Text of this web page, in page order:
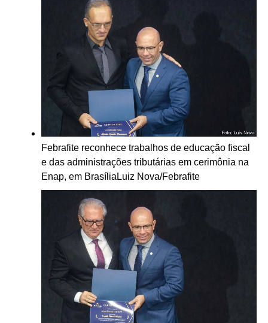
Febrafite reconhece trabalhos de educação fiscal
e das administrações tributárias em cerimônia na
Enap, em Brasília Luiz Nova/Febrafite